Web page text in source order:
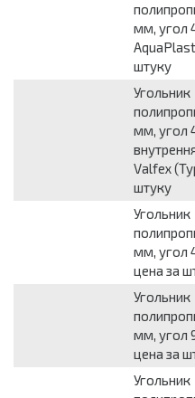
мм, угол
штуку
Угольник
мм, угол
Valfex
штуку
Угольник
мм, угол
цена за
Угольник
мм, угол
цена за
Угольник